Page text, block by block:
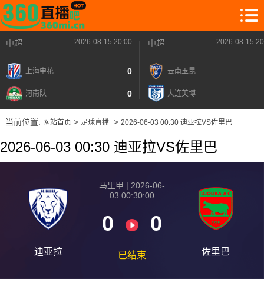
中超 2026-08-15 20:00
上海申花 0
河南队 0
中超 2026-08-15
云南玉昆
大连英博
当前位置: 网站首页> 足球直播> 2026-06-03 00:30 迪亚拉VS佐里巴
2026-06-03 00:30 迪亚拉VS佐里巴
迪亚拉
马里甲 | 2026-06-
03 00:30:00
0 0
已结束 佐里巴
2026-08-15 【马里甲】 迪亚拉VS佐里巴
2026-08-15 【马里甲】 迪亚拉VS佐里巴
2026-08-15 【马里甲】 迪亚拉VS佐里巴